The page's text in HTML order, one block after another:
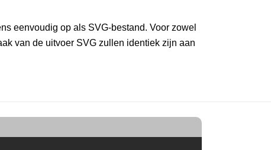
eenvoudig op als SVG-bestand. Voor zowel
van de uitvoer SVG zullen identiek zijn aan